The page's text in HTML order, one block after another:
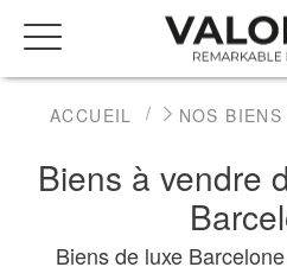
ACCUEIL
Biens à vendre
Biens de luxe